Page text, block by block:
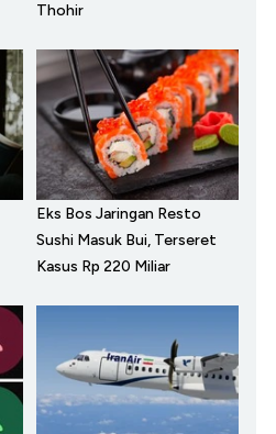
Thohir
Eks Bos Jaringan Resto
Sushi Masuk Bui, Terseret
Kasus Rp 220 Miliar